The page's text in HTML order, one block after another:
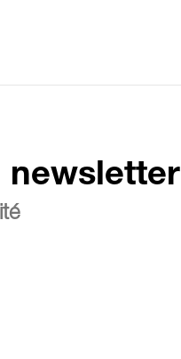
newsletter